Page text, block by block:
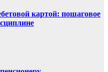
картой: пошаговое